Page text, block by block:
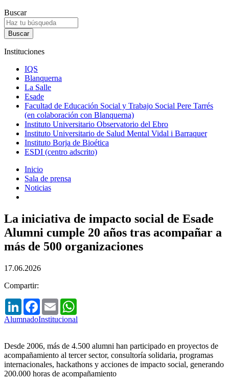
Buscar
Instituciones
IQS
Blanquerna
La Salle
Esade
Facultad de Educación Social y Trabajo Social Pere Tarrés
(en colaboración con Blanquerna)
Instituto Universitario Observatorio del Ebro
Instituto Universitario de Salud Mental Vidal i Barraquer
Instituto Borja de Bioética
ESDI (centro adscrito)
Inicio
Sala de prensa
Noticias
La iniciativa de impacto social de Esade
Alumni cumple 20 años tras acompañar a
más de 500 organizaciones
17.06.2026
Compartir:
LinkedInFacebook
Email
AlumnadoInstitucional
Desde 2006, más de 4.500 alumni han participado en proyectos de
acompañamiento al tercer sector, consultoría solidaria, programas
internacionales, hackathons y acciones de impacto social, generando
200.000 horas de acompañamiento